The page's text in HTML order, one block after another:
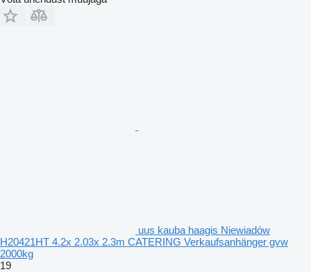
uus kauba haagis Niewiadów
H20421HT 4.2x 2.03x 2.3m CATERING Verkaufsanhänger gvw
2000kg
19